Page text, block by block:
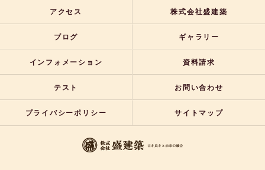
アクセス 株式会社盛建築
ブログ ギャラリー
インフォメーション 資料請求
テスト お問い合わせ
プライバシーポリシー サイトマップ